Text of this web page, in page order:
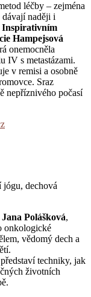
léčby – zejména
naději i
Inspirativním
Hampejsová
onemocněla
IV s metastázami.
v remisi a osobně
Sraz
nepříznivého počasí
jógu, dechová
Polášková,
onkologické
vědomý dech a
představí techniky, jak
životních